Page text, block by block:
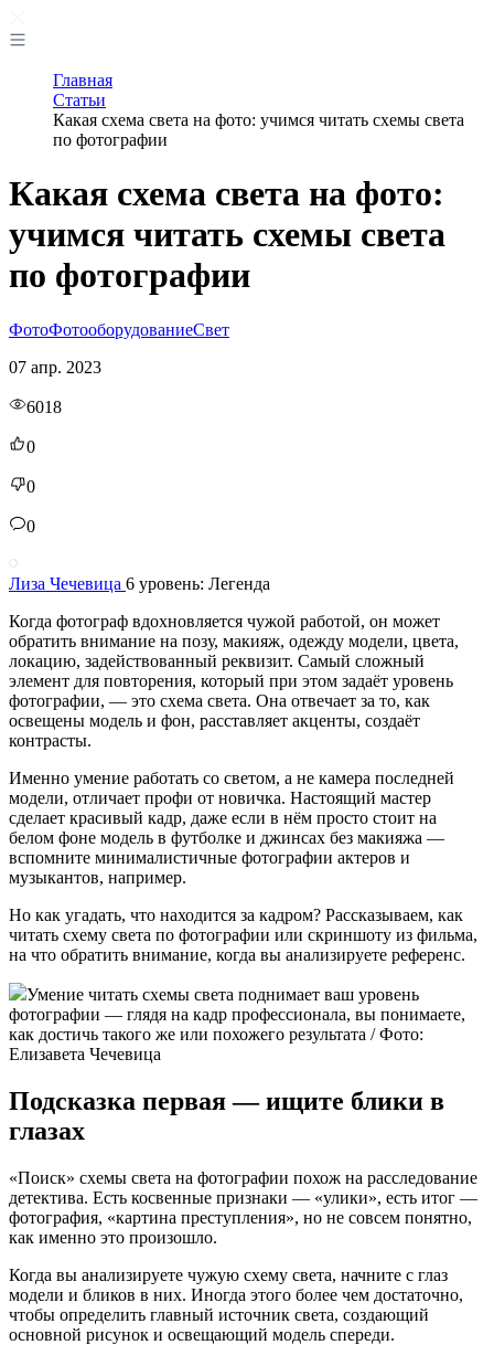
Главная
Статьи
Какая схема света на фото: учимся читать схемы света
по фотографии
Какая схема света на фото:
учимся читать схемы света
по фотографии
ФотоФотооборудованиеСвет
07 апр. 2023
6018
0
0
0
Лиза Чечевица 6 уровень: Легенда
Когда фотограф вдохновляется чужой работой, он может
обратить внимание на позу, макияж, одежду модели, цвета,
локацию, задействованный реквизит. Самый сложный
элемент для повторения, который при этом задаёт уровень
фотографии, — это схема света. Она отвечает за то, как
освещены модель и фон, расставляет акценты, создаёт
контрасты.
Именно умение работать со светом, а не камера последней
модели, отличает профи от новичка. Настоящий мастер
сделает красивый кадр, даже если в нём просто стоит на
белом фоне модель в футболке и джинсах без макияжа —
вспомните минималистичные фотографии актеров и
музыкантов, например.
Но как угадать, что находится за кадром? Рассказываем, как
читать схему света по фотографии или скриншоту из фильма,
на что обратить внимание, когда вы анализируете референс.
Умение читать схемы света поднимает ваш уровень
фотографии — глядя на кадр профессионала, вы понимаете,
как достичь такого же или похожего результата / Фото:
Елизавета Чечевица
Подсказка первая — ищите блики в
глазах
«Поиск» схемы света на фотографии похож на расследование
детектива. Есть косвенные признаки — «улики», есть итог —
фотография, «картина преступления», но не совсем понятно,
как именно это произошло.
Когда вы анализируете чужую схему света, начните с глаз
модели и бликов в них. Иногда этого более чем достаточно,
чтобы определить главный источник света, создающий
основной рисунок и освещающий модель спереди.